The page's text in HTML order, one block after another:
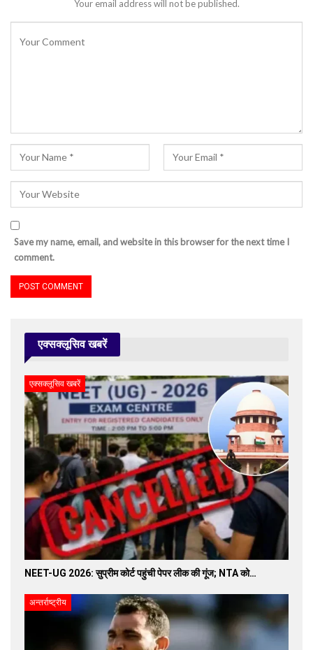
Your email address will not be published.
Save my name, email, and website in this browser for the next time I
comment.
एक्सक्लूसिव खबरें
एक्सक्लूसिव खबरें
NEET-UG 2026: सुप्रीम कोर्ट पहुंची पेपर लीक की गूंज; NTA को…
अन्तर्राष्ट्रीय